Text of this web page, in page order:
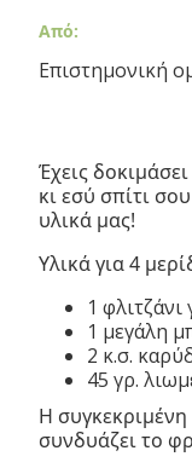
Από:
Επιστημονική
Έχεις
κι εσύ σπίτι
υλικά μας!
Υλικά για 4
1 φλιτζάνι
1 μεγάλη
2 κ.σ.
45 γρ.
Η
συνδυάζει το